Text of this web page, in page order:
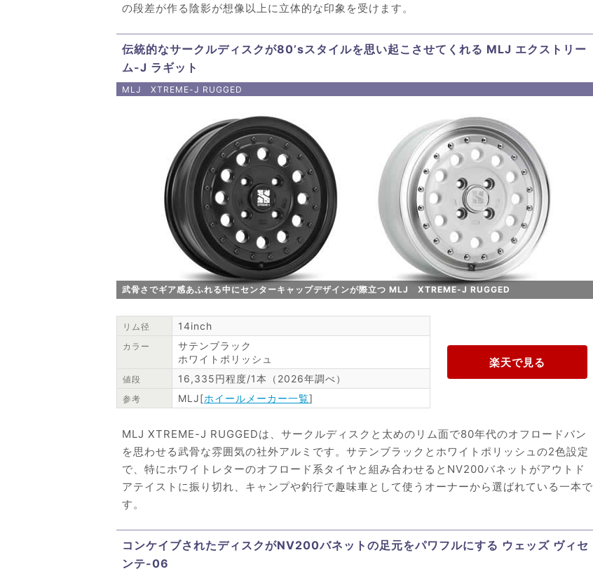
の段差が作る陰影が想像以上に立体的な印象を受けます。
伝統的なサークルディスクが80’sスタイルを思い起こさせてくれる MLJ エクストリー
ム-J ラギット
MLJ XTREME-J RUGGED
武骨さでギア感あふれる中にセンターキャップデザインが際立つ MLJ XTREME-J RUGGED
リム径 14inch
カラー
サテンブラック
ホワイトポリッシュ
値段 16,335円程度/1本（2026年調べ）
参考 MLJ[ホイールメーカー一覧]
MLJ XTREME-J RUGGEDは、サークルディスクと太めのリム面で80年代のオフロードバン
を思わせる武骨な雰囲気の社外アルミです。サテンブラックとホワイトポリッシュの2色設定
で、特にホワイトレターのオフロード系タイヤと組み合わせるとNV200バネットがアウトド
アテイストに振り切れ、キャンプや釣行で趣味車として使うオーナーから選ばれている一本で
す。
コンケイブされたディスクがNV200バネットの足元をパワフルにする ウェッズ ヴィセ
ンテ-06